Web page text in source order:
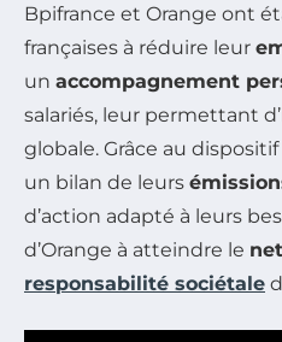
Bpifrance et Orange ont
françaises à réduire leur
un accompagnement
salariés, leur permettant
globale. Grâce au dispositif
un bilan de leurs
d’action adapté à leurs
d’Orange à atteindre le
responsabilité sociétale